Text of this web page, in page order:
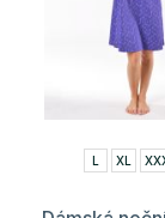
L XL